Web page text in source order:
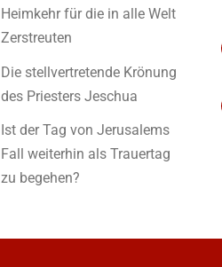
Heimkehr für die in alle Welt
Zerstreuten
Die stellvertretende Krönung
des Priesters Jeschua
Ist der Tag von Jerusalems
Fall weiterhin als Trauertag
zu begehen?